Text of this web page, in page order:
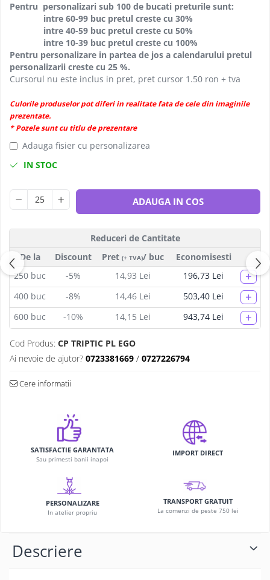
Pentru personalizari sub 100 de bucati preturile sunt:
intre 60-99 buc pretul creste cu 30%
intre 40-59 buc pretul creste cu 50%
intre 10-39 buc pretul creste cu 100%
Pentru personalizare in partea de jos a calendarului pretul
personalizarii creste cu 25 %.
Cursorul nu este inclus in pret, pret cursor 1.50 ron + tva
Culorile produselor pot diferi in realitate fata de cele din imaginile
prezentate.
* Pozele sunt cu titlu de prezentare
Adauga fisier cu personalizarea
IN STOC
ADAUGA IN COS
Reduceri de Cantitate
De la
Discount Pret (+ TVA)/ buc
Economisesti
250 buc -5% 14,93 Lei 196,73 Lei +
400 buc -8% 14,46 Lei 503,40 Lei +
600 buc -10% 14,15 Lei 943,74 Lei +
Cod Produs: CP TRIPTIC PL EGO
Ai nevoie de ajutor? 0723381669 / 0727226794
Cere informatii
SATISFACTIE GARANTATA
Sau primesti banii inapoi
IMPORT DIRECT
PERSONALIZARE
In atelier propriu
TRANSPORT GRATUIT
La comenzi de peste 750 lei
Descriere